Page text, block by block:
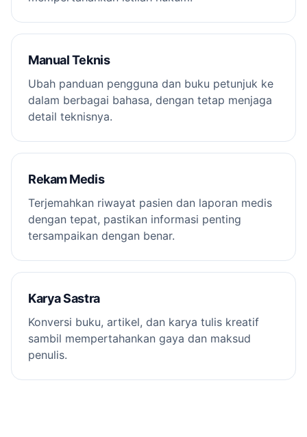
Manual Teknis
Ubah panduan pengguna dan buku petunjuk ke
dalam berbagai bahasa, dengan tetap menjaga
detail teknisnya.
Rekam Medis
Terjemahkan riwayat pasien dan laporan medis
dengan tepat, pastikan informasi penting
tersampaikan dengan benar.
Karya Sastra
Konversi buku, artikel, dan karya tulis kreatif
sambil mempertahankan gaya dan maksud
penulis.